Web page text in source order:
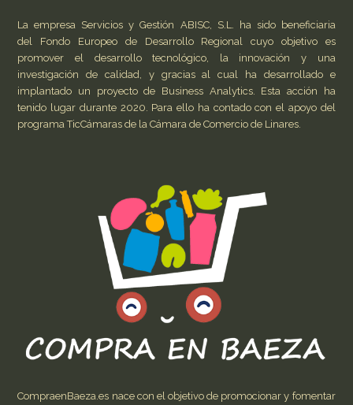
La empresa Servicios y Gestión ABISC, S.L. ha sido beneficiaria
del Fondo Europeo de Desarrollo Regional cuyo objetivo es
promover el desarrollo tecnológico, la innovación y una
investigación de calidad, y gracias al cual ha desarrollado e
implantado un proyecto de Business Analytics. Esta acción ha
tenido lugar durante 2020. Para ello ha contado con el apoyo del
programa TicCámaras de la Cámara de Comercio de Linares.
CompraenBaeza.es nace con el objetivo de promocionar y fomentar